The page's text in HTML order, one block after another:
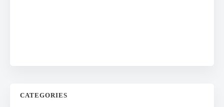
CATEGORIES